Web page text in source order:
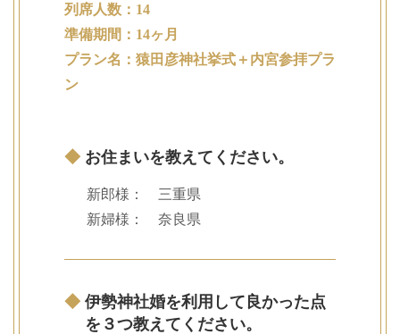
列席人数：14
準備期間：14ヶ月
プラン名：猿田彦神社挙式＋内宮参拝プラ
ン
◆ お住まいを教えてください。
新郎様： 三重県
新婦様： 奈良県
◆ 伊勢神社婚を利用して良かった点
を３つ教えてください。